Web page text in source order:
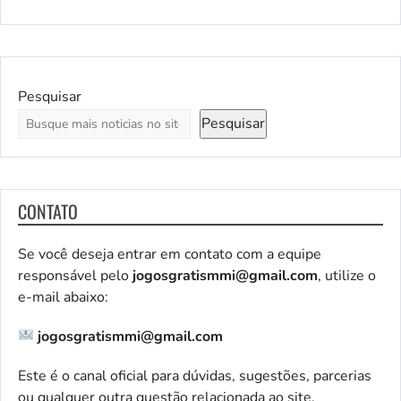
Pesquisar
Pesquisar
CONTATO
Se você deseja entrar em contato com a equipe
responsável pelo jogosgratismmi@gmail.com, utilize o
e-mail abaixo:
jogosgratismmi@gmail.com
Este é o canal oficial para dúvidas, sugestões, parcerias
ou qualquer outra questão relacionada ao site.